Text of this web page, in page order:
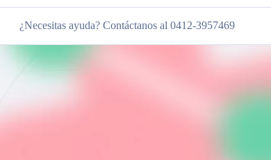
¿Necesitas ayuda? Contáctanos al 0412-3957469